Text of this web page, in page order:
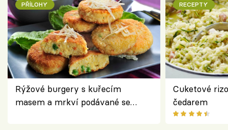
PŘÍLOHY
Rýžové burgery s kuřecím
masem a mrkví podávané se
RECEPTY
Cuketové
čedarem